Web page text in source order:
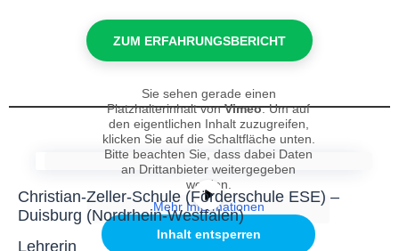
ZUM ERFAHRUNGSBERICHT
Sie sehen gerade einen
Platzhalterinhalt vonVimeo. Um auf
den eigentlichen Inhalt zuzugreifen,
klicken Sie auf die Schaltfläche unten.
Bitte beachten Sie, dass dabei Daten
an Drittanbieter weitergegeben
werden.
Mehr Informationen
Inhalt entsperren
Christian-Zeller-Schule (Förderschule ESE) –
Duisburg (Nordrhein-Westfalen)
Lehrerin